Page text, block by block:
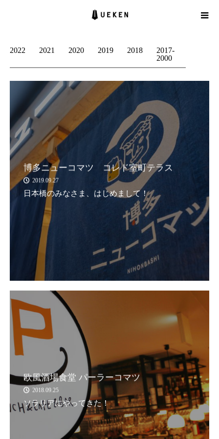
2022 2021 2020 2019 2018
2017-
2000
博多ニューコマツ コレド室町テラス
2019.09.27
日本橋のみなさま、はじめまして！
欧風酒場食堂 パーラーコマツ
2018.09.25
ソラリアにやってきた！